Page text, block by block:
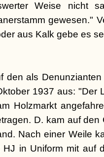
Weise nicht
gewesen."
aus Kalk gebe es
den als
1937 aus: "Der
Holzmarkt
D. kam auf den
Nach einer Weile
in Uniform mit auf